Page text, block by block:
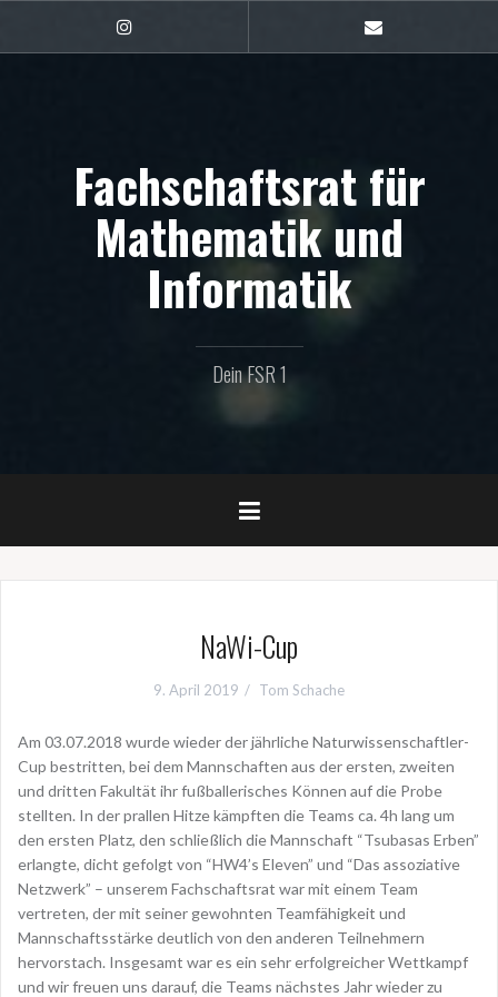
springen
FSR1
auf
E-
Mail
Fachschaftsrat für
Mathematik und
Informatik
Dein FSR 1
NaWi-Cup
9. April 2019 Tom Schache
Am 03.07.2018 wurde wieder der jährliche Naturwissenschaftler-
Cup bestritten, bei dem Mannschaften aus der ersten, zweiten
und dritten Fakultät ihr fußballerisches Können auf die Probe
stellten. In der prallen Hitze kämpften die Teams ca. 4h lang um
den ersten Platz, den schließlich die Mannschaft “Tsubasas Erben”
erlangte, dicht gefolgt von “HW4’s Eleven” und “Das assoziative
Netzwerk” – unserem Fachschaftsrat war mit einem Team
vertreten, der mit seiner gewohnten Teamfähigkeit und
Mannschaftsstärke deutlich von den anderen Teilnehmern
hervorstach. Insgesamt war es ein sehr erfolgreicher Wettkampf
und wir freuen uns darauf, die Teams nächstes Jahr wieder zu